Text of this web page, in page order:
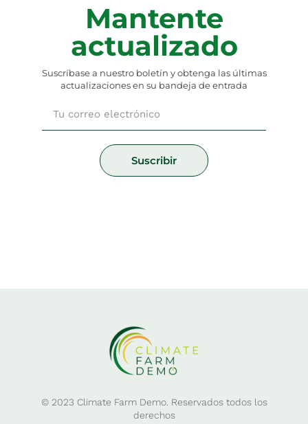
Mantente
actualizado
Suscríbase a nuestro boletín y obtenga las últimas
actualizaciones en su bandeja de entrada
Suscribir
© 2023 Climate Farm Demo. Reservados todos los
derechos